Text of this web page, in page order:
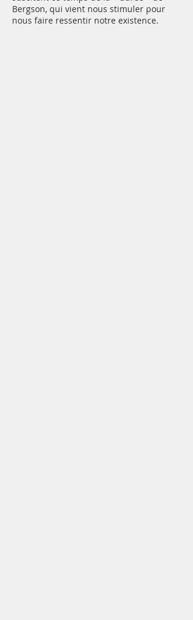
Bergson, qui vient nous stimuler pour
nous faire ressentir notre existence.